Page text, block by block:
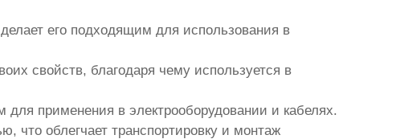
его подходящим для использования в
свойств, благодаря чему используется в
для применения в электрооборудовании и кабелях.
что облегчает транспортировку и монтаж